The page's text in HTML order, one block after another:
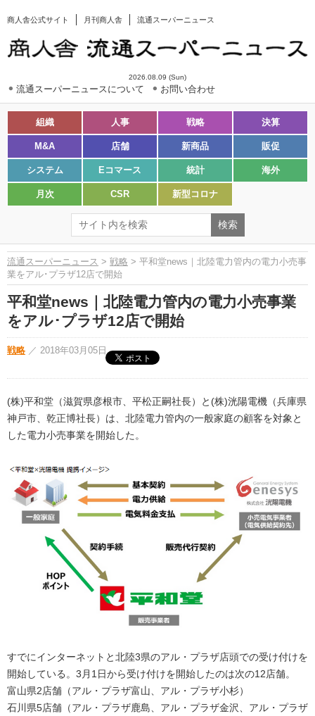
商人舎公式サイト 月刊商人舎 流通スーパーニュース
2026.08.09 (Sun)
流通スーパーニュースについて お問い合わせ
組織 人事 戦略 決算
M&A 店舗 新商品 販促
システム Eコマース 統計 海外
月次 CSR 新型コロナ
流通スーパーニュース > 戦略 > 平和堂news｜北陸電力管内の電力小売事
業をアル･プラザ12店で開始
平和堂news｜北陸電力管内の電力小売事業
をアル･プラザ12店で開始
戦略 ／ 2018年03月05日
(株)平和堂（滋賀県彦根市、平松正嗣社長）と(株)洸陽電機（兵庫県
神戸市、乾正博社長）は、北陸電力管内の一般家庭の顧客を対象と
した電力小売事業を開始した。
すでにインターネットと北陸3県のアル・プラザ店頭での受け付けを
開始している。3月1日から受け付けを開始したのは次の12店舗。
富山県2店舗（アル・プラザ富山、アル・プラザ小杉）
石川県5店舗（アル・プラザ鹿島、アル・プラザ金沢、アル・プラザ